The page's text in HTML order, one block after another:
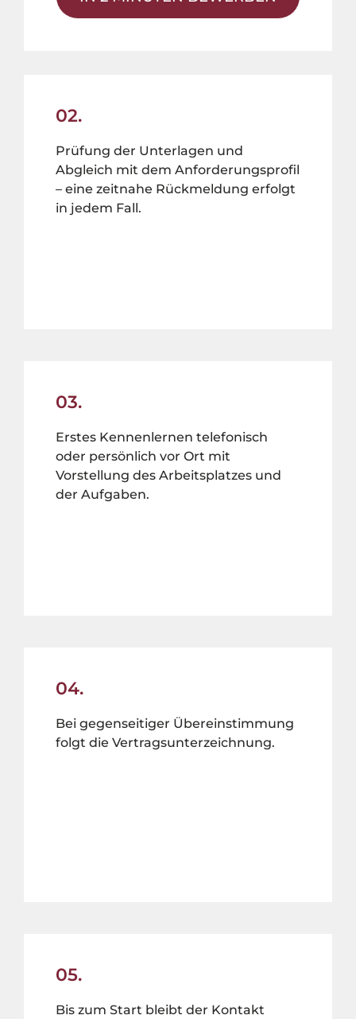
02.
Prüfung der Unterlagen und
Abgleich mit dem Anforderungsprofil
– eine zeitnahe Rückmeldung erfolgt
in jedem Fall.
03.
Erstes Kennenlernen telefonisch
oder persönlich vor Ort mit
Vorstellung des Arbeitsplatzes und
der Aufgaben.
04.
Bei gegenseitiger Übereinstimmung
folgt die Vertragsunterzeichnung.
05.
Bis zum Start bleibt der Kontakt